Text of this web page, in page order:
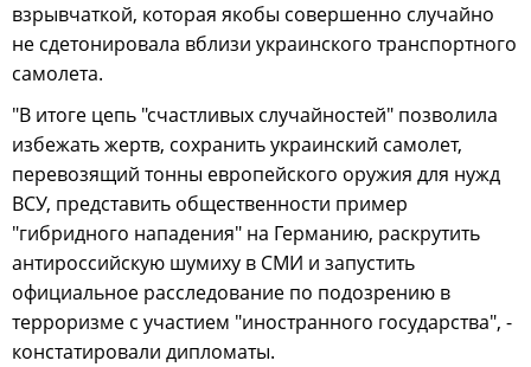
взрывчаткой, которая якобы совершенно случайно
не сдетонировала вблизи украинского транспортного
самолета.
"В итоге цепь "счастливых случайностей" позволила
избежать жертв, сохранить украинский самолет,
перевозящий тонны европейского оружия для нужд
ВСУ, представить общественности пример
"гибридного нападения" на Германию, раскрутить
антироссийскую шумиху в СМИ и запустить
официальное расследование по подозрению в
терроризме с участием "иностранного государства", -
констатировали дипломаты.